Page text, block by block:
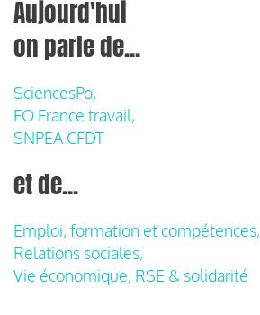
Aujourd'hui
on parle de...
SciencesPo,
FO France travail,
SNPEA CFDT
et de...
Emploi, formation et compétences,
Relations sociales,
Vie économique, RSE & solidarité